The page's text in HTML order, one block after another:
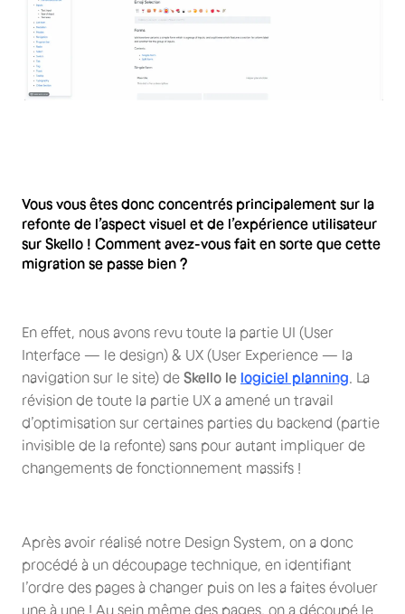
Vous vous êtes donc concentrés principalement sur la
refonte de l’aspect visuel et de l’expérience utilisateur
sur Skello ! Comment avez-vous fait en sorte que cette
migration se passe bien ?
En effet, nous avons revu toute la partie UI (User
Interface — le design) & UX (User Experience — la
navigation sur le site) de Skello le logiciel planning . La
révision de toute la partie UX a amené un travail
d’optimisation sur certaines parties du backend (partie
invisible de la refonte) sans pour autant impliquer de
changements de fonctionnement massifs !
Après avoir réalisé notre Design System, on a donc
procédé à un découpage technique, en identifiant
l’ordre des pages à changer puis on les a faites évoluer
une à une ! Au sein même des pages, on a découpé le